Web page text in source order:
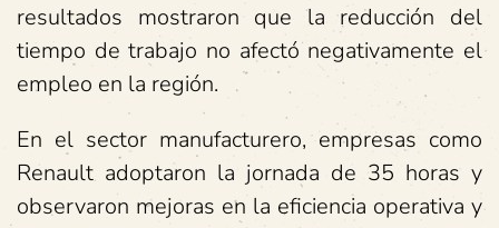
resultados mostraron que la reducción del
tiempo de trabajo no afectó negativamente el
empleo en la región.
En el sector manufacturero, empresas como
Renault adoptaron la jornada de 35 horas y
observaron mejoras en la eficiencia operativa y